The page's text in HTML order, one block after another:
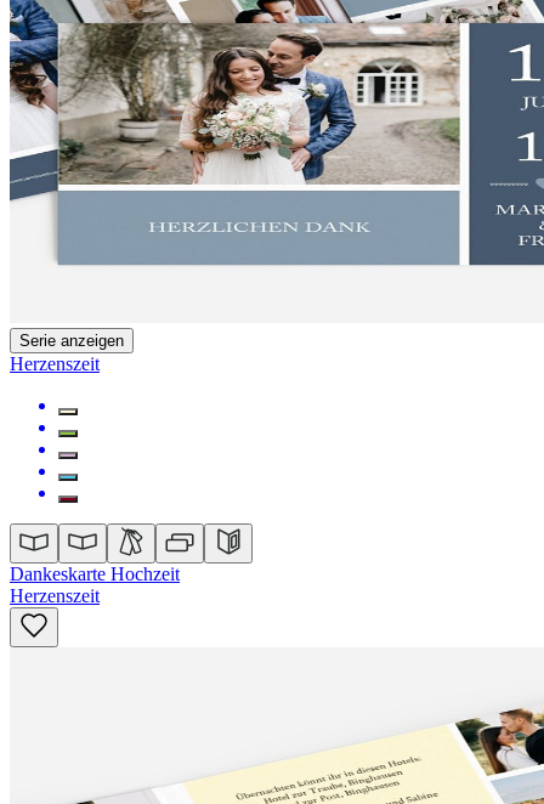
Serie anzeigen
Herzenszeit
Dankeskarte Hochzeit
Herzenszeit